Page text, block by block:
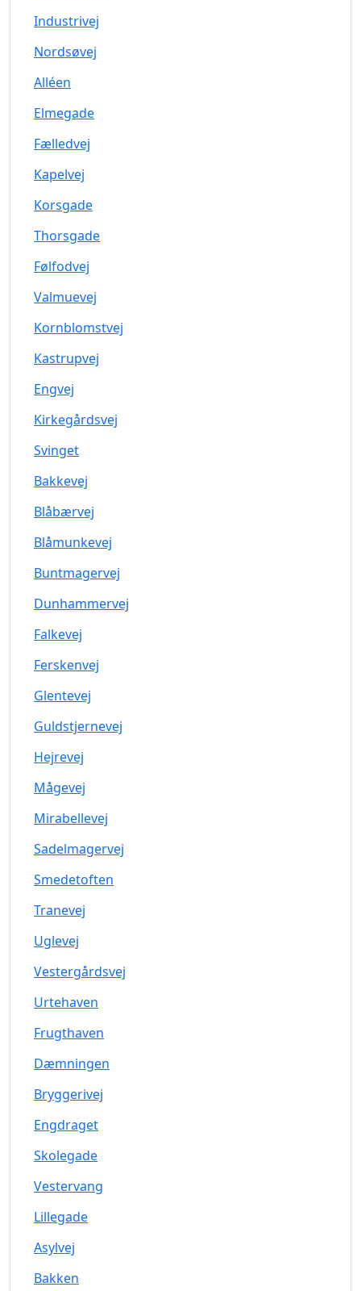
Industrivej
Nordsøvej
Alléen
Elmegade
Fælledvej
Kapelvej
Korsgade
Thorsgade
Følfodvej
Valmuevej
Kornblomstvej
Kastrupvej
Engvej
Kirkegårdsvej
Svinget
Bakkevej
Blåbærvej
Blåmunkevej
Buntmagervej
Dunhammervej
Falkevej
Ferskenvej
Glentevej
Guldstjernevej
Hejrevej
Mågevej
Mirabellevej
Sadelmagervej
Smedetoften
Tranevej
Uglevej
Vestergårdsvej
Urtehaven
Frugthaven
Dæmningen
Bryggerivej
Engdraget
Skolegade
Vestervang
Lillegade
Asylvej
Bakken